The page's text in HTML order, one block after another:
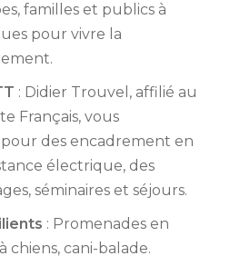
familles et publics à
pour vivre la
: Didier Trouvel, affilié au
Français, vous
des encadrement en
électrique, des
séminaires et séjours.
: Promenades en
chiens, cani-balade.